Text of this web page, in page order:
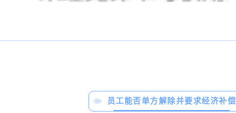
员工能否单方解除并要求经济补偿